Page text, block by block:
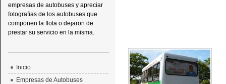
empresas de autobuses y apreciar
fotografias de los autobuses que
componen la flota o dejaron de
prestar su servicio en la misma.
Inicio
Empresas de Autobuses